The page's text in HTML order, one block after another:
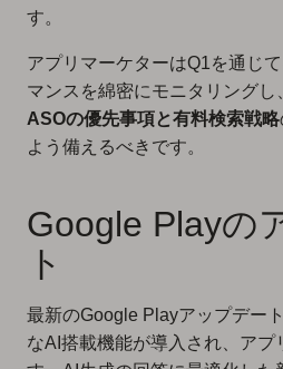
す。
アプリマーケターはQ1を通じ
マンスを綿密にモニタリング
ASOの優先事項と有料検索戦略
よう備えるべきです。
Google Playの
ト
最新のGoogle Playアップデー
なAI搭載機能が導入され、アプ